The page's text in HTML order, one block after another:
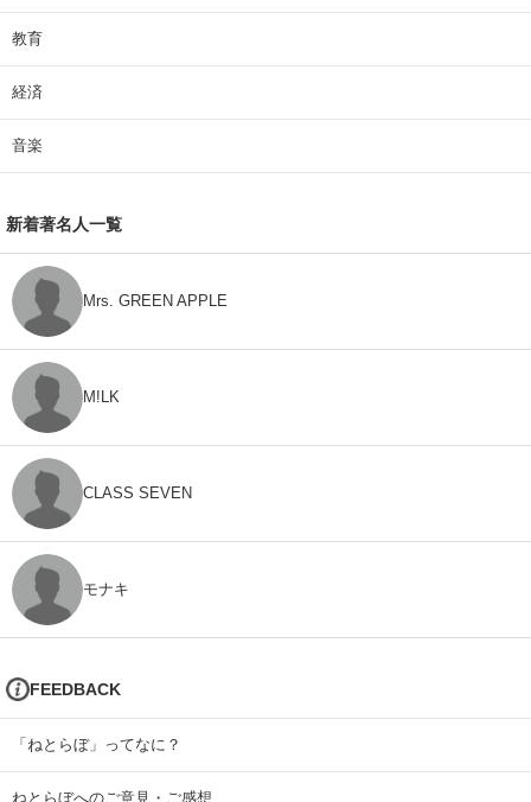
教育
経済
音楽
新着著名人一覧
Mrs. GREEN APPLE
M!LK
CLASS SEVEN
モナキ
FEEDBACK
「ねとらぼ」ってなに？
ねとらぼへのご意見・ご感想